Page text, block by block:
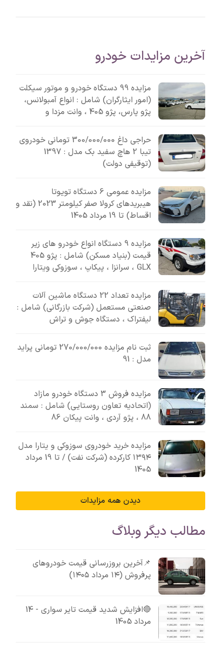
آخرین مزایدات خودرو
مزایده 99 دستگاه خودرو و موتور سیکلت
(امور ایثارگران) شامل : انواع آمبولانس،
پژو پارس، پژو 405 ، وانت مزدا و
حراجی داغ 300/000/000 تومانی خودروی
تیبا 2 هاچ سفید بک مدل : 1397
(توقیفی دولت)
مزایده عمومی 6 دستگاه تویوتا
هیبریدهای کرولا صفر کیلومتر 2023 (نقد و
اقساط) تا 19 مرداد 1405
مزایده 9 دستگاه انواع خودرو های زیر
قیمت (بنیاد مسکن) شامل : پژو 405
GLX ، سرانزا ، پیکاپ ، سوزوکی ویتارا
مزایده تعداد 22 دستگاه ماشین آلات
صنعتی مستعمل (شرکت بازرگانی) شامل :
لیفتراک ، دستگاه جوش و تراش
ثبت نام مزایده 270/000/000 تومانی پراید
مدل : 91
مزایده فروش 3 دستگاه خودرو مازاد
(اتحادیه تعاون روستایی) شامل : سمند
88 ، پژو آردی ، وانت پیکان 86
مزایده خرید خودروی سوزوکی و یتارا مدل
۱۳۹۴ کارکرده (شرکت نفت) / تا 19 مرداد
1405
دیدن همه مزایدات
مطالب دیگر وبلاگ
📌آخرین بروزرسانی قیمت خودروهای
پرفروش (۱۴ مرداد ۱۴۰۵)
🔴افزایش شدید قیمت تایر سواری - 14
مرداد 1405